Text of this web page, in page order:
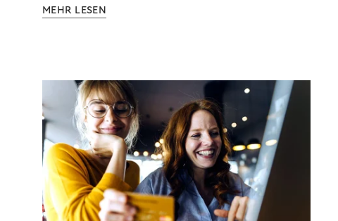
industry uses artificial scarcity, also known as a
value. You might be thinking, “Kerching!”. But this is
really an unwanted side effect – one which more
and more companies are taking technical steps to
tackle.
MEHR LESEN